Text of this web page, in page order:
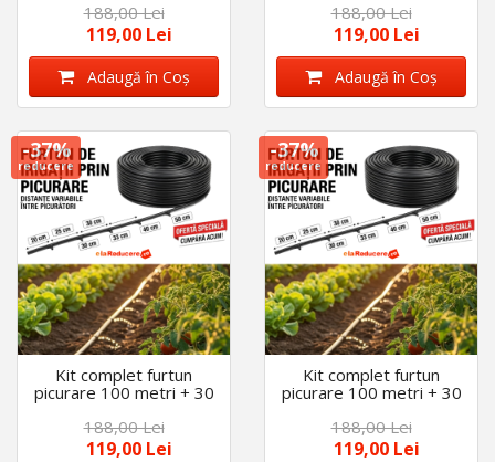
picuratori 50 cm,
diametru 16 mm
188,00 Lei
119,00 Lei
Adaugă în Coş
picuratori 30 cm,
diametru 16 mm
188,00 Lei
119,00 Lei
Adaugă în Coş
-37%
reducere
Kit complet furtun
picurare 100 metri + 30
picuratori 25 cm,
diametru 16 mm
188,00 Lei
119,00 Lei
-37%
reducere
Kit complet furtun
picurare 100 metri + 30
picuratori 33 cm,
diametru 16 mm
188,00 Lei
119,00 Lei